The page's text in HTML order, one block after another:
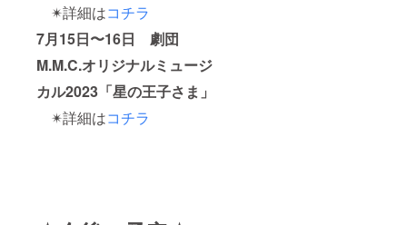
✴︎詳細はコチラ
7月15日〜16日
劇団
M.M.C.オリジナルミュージ
カル2023「星の王子さま」
✴︎詳細はコチラ